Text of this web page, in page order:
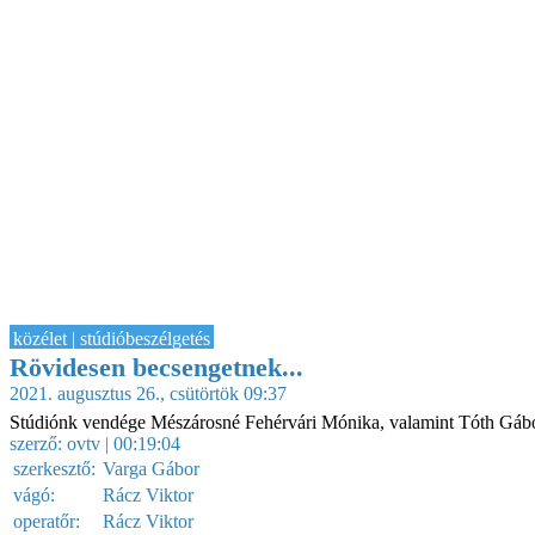
közélet | stúdióbeszélgetés
Rövidesen becsengetnek...
2021. augusztus 26., csütörtök 09:37
Stúdiónk vendége Mészárosné Fehérvári Mónika, valamint Tóth
szerző: ovtv | 00:19:04
szerkesztő: Varga Gábor
vágó:
Rácz Viktor
operatőr:
Rácz Viktor